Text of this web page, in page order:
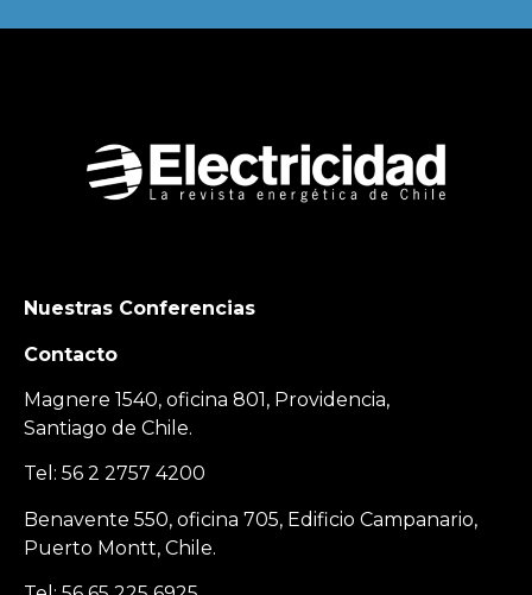
Nuestras Conferencias
Contacto
Magnere 1540, oficina 801, Providencia,
Santiago de Chile.
Tel: 56 2 2757 4200
Benavente 550, oficina 705, Edificio Campanario,
Puerto Montt, Chile.